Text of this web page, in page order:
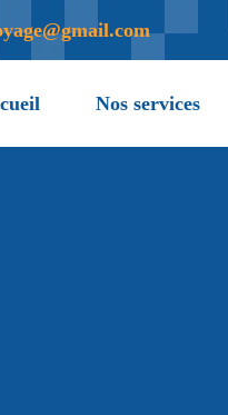
Nos services